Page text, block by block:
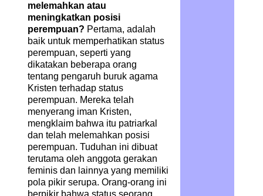
melemahkan atau
meningkatkan posisi
perempuan? Pertama, adalah
baik untuk memperhatikan status
perempuan, seperti yang
dikatakan beberapa orang
tentang pengaruh buruk agama
Kristen terhadap status
perempuan. Mereka telah
menyerang iman Kristen,
mengklaim bahwa itu patriarkal
dan telah melemahkan posisi
perempuan. Tuduhan ini dibuat
terutama oleh anggota gerakan
feminis dan lainnya yang memiliki
pola pikir serupa. Orang-orang ini
berpikir bahwa status seorang